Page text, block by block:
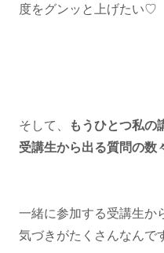
度をグンッと上げたい♡
そして、
もうひとつ私の
受講生から出る質問の数
一緒に参加する受講生か
気づきがたくさんなんで